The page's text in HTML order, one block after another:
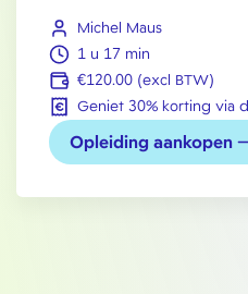
Michel Maus
1 u 17 min
€120.00 (excl BTW)
Geniet 30% korting via
Opleiding aankopen